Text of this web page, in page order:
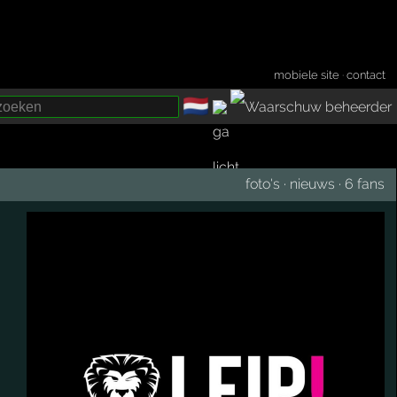
mobiele site ·contact
🇳🇱
foto's · nieuws · 6 fans